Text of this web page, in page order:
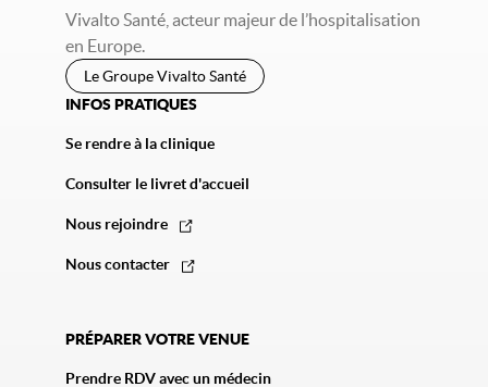
Vivalto Santé, acteur majeur de l’hospitalisation
en Europe.
Le Groupe Vivalto Santé
INFOS PRATIQUES
Se rendre à la clinique
Consulter le livret d'accueil
Nous rejoindre
Nous contacter
PRÉPARER VOTRE VENUE
Prendre RDV avec un médecin